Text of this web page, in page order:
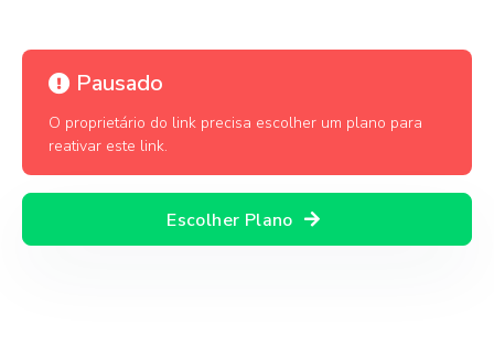
Pausado
O proprietário do link precisa escolher um plano para
reativar este link.
Escolher Plano